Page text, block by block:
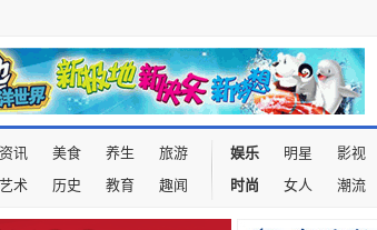
资讯 美食 养生
旅游
艺术 历史 教育 趣闻
娱乐 明星 影视
时尚
女人 潮流